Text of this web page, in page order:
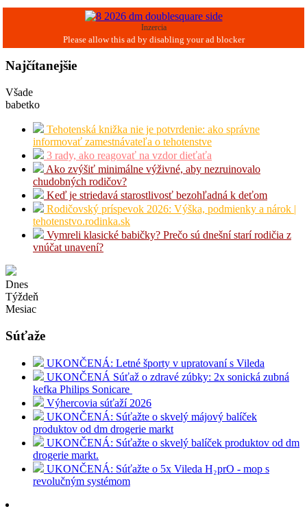
Inzercia
Najčítanejšie
Všade
babetko
Tehotenská knižka nie je potvrdenie: ako správne
informovať zamestnávateľa o tehotenstve
3 rady, ako reagovať na vzdor dieťaťa
Ako zvýšiť minimálne výživné, aby nezruinovalo
chudobných rodičov?
Keď je striedavá starostlivosť bezohľadná k deťom
Rodičovský príspevok 2026: Výška, podmienky a nárok |
tehotenstvo.rodinka.sk
Vymreli klasické babičky? Prečo sú dnešní starí rodičia z
vnúčat unavení?
Dnes
Týždeň
Mesiac
Súťaže
UKONČENÁ: Letné športy v upratovaní s Vileda
UKONČENÁ Súťaž o zdravé zúbky: 2x sonická zubná
kefka Philips Sonicare
Výhercovia súťaží 2026
UKONČENÁ: Súťažte o skvelý májový balíček
produktov od dm drogerie markt
UKONČENÁ: Súťažte o skvelý balíček produktov od dm
drogerie markt.
UKONČENÁ: Súťažte o 5x Vileda H₂prO - mop s
revolučným systémom